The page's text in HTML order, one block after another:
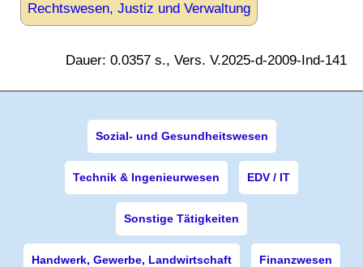
Rechtswesen, Justiz und Verwaltung
Dauer: 0.0357 s., Vers. V.2025-d-2009-Ind-141
Sozial- und Gesundheitswesen
Technik & Ingenieurwesen EDV / IT
Sonstige Tätigkeiten
Handwerk, Gewerbe, Landwirtschaft Finanzwesen